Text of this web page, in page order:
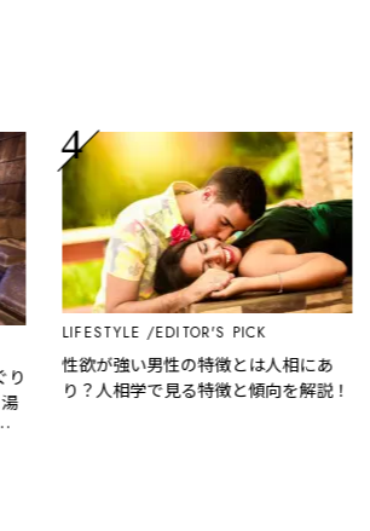
LIFESTYLE EDITOR'S PICK
性欲が強い男性の特徴とは人相にあ
り？人相学で見る特徴と傾向を解説！